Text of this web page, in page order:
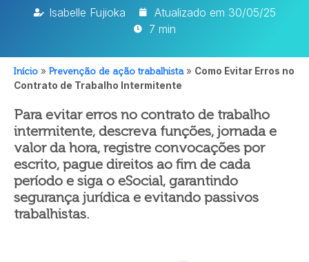
Isabelle Fujioka Atualizado em 30/05/25
7 min
Início » Prevenção de ação trabalhista» Como Evitar Erros no
Contrato de Trabalho Intermitente
Para evitar erros no contrato de trabalho
intermitente, descreva funções, jornada e
valor da hora, registre convocações por
escrito, pague direitos ao fim de cada
período e siga o eSocial, garantindo
segurança jurídica e evitando passivos
trabalhistas.